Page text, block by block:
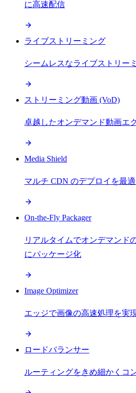
に高速配信
ライブストリーミング
シームレスなライブストリー
ストリーミング動画 (VoD)
卓越したオンデマンド動画エ
Media Shield
マルチ CDN のデプロイを最
On-the-Fly Packager
リアルタイムでオンデマンド
にパッケージ化
Image Optimizer
エッジで画像の高速処理を実
ロードバランサー
ルーティングをきめ細かくコ